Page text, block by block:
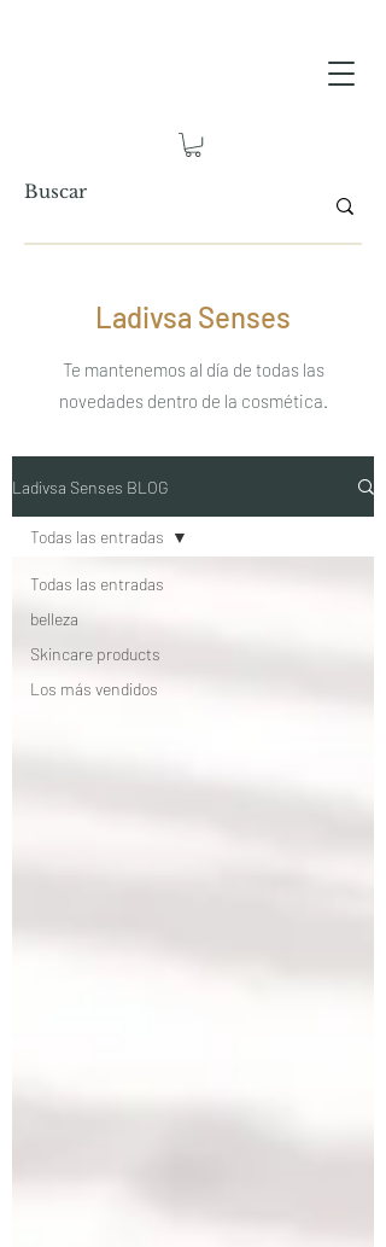
Ladivsa Senses
Te mantenemos al día de todas las
novedades dentro de la cosmética.
Ladivsa Senses BLOG
Todas las entradas
belleza
Skincare products
Los más vendidos
Todas las entradas